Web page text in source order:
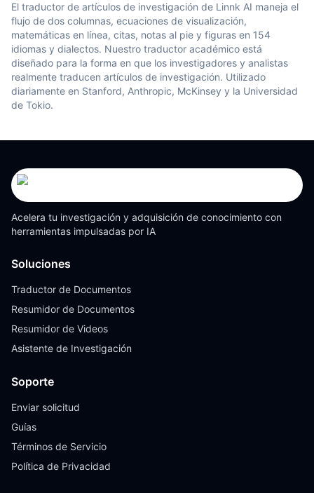
El traductor de artículos de investigación de Linnk AI maneja el
flujo de dos columnas, ecuaciones de visualización,
matemáticas en línea, citas, notas al pie y figuras en 154
idiomas y dialectos. Nuestro traductor académico está
diseñado para la forma en que los investigadores y analistas
realmente traducen artículos de investigación. Utilizado
diariamente en Stanford, Anthropic, McKinsey y la Universidad
de Tokio.
Acelera tu investigación y adquisición de conocimiento con
herramientas impulsadas por IA
Soluciones
Traductor de Documentos
Resumidor de Documentos
Resumidor de Videos
Asistente de Investigación
Soporte
Enviar solicitud
Guías
Términos de Servicio
Política de Privacidad